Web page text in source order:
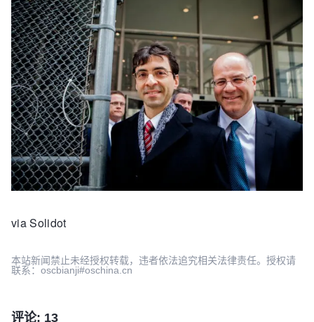
via Solidot
本站新闻禁止未经授权转载，违者依法追究相关法律责任。授权请
联系：oscbianji#oschina.cn
评论: 13